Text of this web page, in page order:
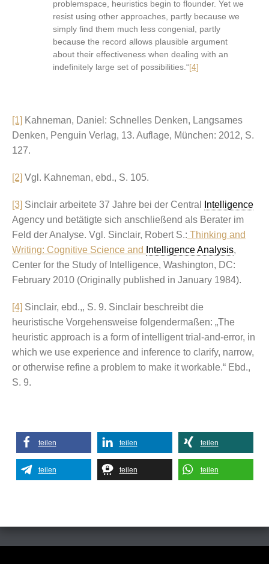
problemspace, heuristics begin to flounder. Yet we
resist using other approaches, partly because we
simply find them much less congenial, partly
because the record allows plausible argument
about their effectiveness when dealing with an
indefinitely large set of possibilities.“[4]
[1] Kahneman, Daniel: Schnelles Denken, Langsames
Denken, Penguin Verlag, 13. Auflage, München: 2012, S.
127.
[2] Vgl. Kahneman, ebd., S. 105.
[3] Sinclair arbeitete 37 Jahre bei der Central
Intelligence
Agency und betätigte sich anschließend als Berater im
Feld der Analyse. Vgl. Sinclair, Robert S.: Thinking and
Writing: Cognitive Science and
Intelligence Analysis,
Center for the Study of Intelligence, Washington, DC:
February 2010 (Originally published in January 1984).
[4] Sinclair, ebd.,, S. 9. Sinclair beschreibt die
heuristische Vorgehensweise folgendermaßen: „The
heuristic approach is a form of intelligent trial-and-error, in
which we use experience and inference to clarify, narrow,
or otherwise refine a problem to make it workable.“ Ebd.,
S. 9.
teilen teilen teilen
teilen teilen teilen